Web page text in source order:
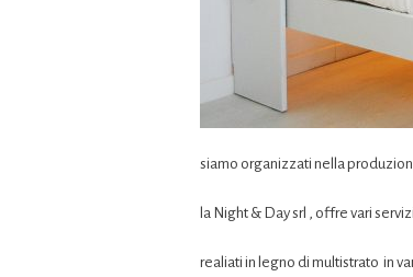
siamo organizzati nella
la Night & Day srl , offre vari
realiati in legno di multistrato in